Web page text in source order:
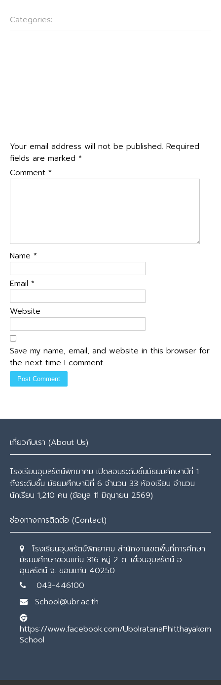
Categories:
Your email address will not be published. Required
fields are marked *
Comment *
Name *
Email *
Website
Save my name, email, and website in this browser for
the next time I comment.
เกี่ยวกับเรา (About Us)
โรงเรียนอุบลรัตน์พิทยาคม เปิดสอนระดับชั้นมัธยมศึกษาปีที่ 1
ถึงระดับชั้น มัธยมศึกษาปีที่ 6 จำนวน 33 ห้องเรียน จำนวน
นักเรียน 1,210 คน (ข้อมูล 11 มิถุนายน 2569)
ช่องทางการติดต่อ (Contact)
โรงเรียนอุบลรัตน์พิทยาคม สำนักงานเขตพื้นที่การศึกษา
มัธยมศึกษาขอนแก่น 316 หมู่ 2 ต. เขื่อนอุบลรัตน์ อ.
อุบลรัตน์ จ. ขอนแก่น 40250
043-446100
School@ubr.ac.th
https://www.facebook.com/UbolratanaPhitthayakom
School